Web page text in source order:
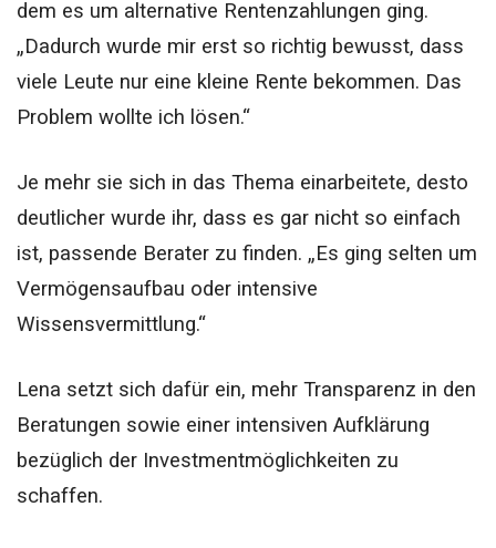
dem es um alternative Rentenzahlungen ging.
„Dadurch wurde mir erst so richtig bewusst, dass
viele Leute nur eine kleine Rente bekommen. Das
Problem wollte ich lösen.“
Je mehr sie sich in das Thema einarbeitete, desto
deutlicher wurde ihr, dass es gar nicht so einfach
ist, passende Berater zu finden. „Es ging selten um
Vermögensaufbau oder intensive
Wissensvermittlung.“
Lena setzt sich dafür ein, mehr Transparenz in den
Beratungen sowie einer intensiven Aufklärung
bezüglich der Investmentmöglichkeiten zu
schaffen.